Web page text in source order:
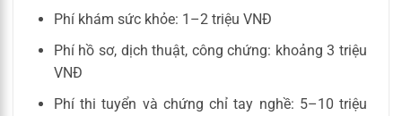
Phí khám sức khỏe: 1–2 triệu VNĐ
Phí hồ sơ, dịch thuật, công chứng: khoảng 3 triệu
VNĐ
Phí thi tuyển và chứng chỉ tay nghề: 5–10 triệu